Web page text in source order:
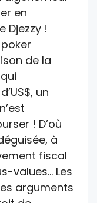
en
Djezzy !
de la
un
! D’où
à
fiscal
values… Les
arguments